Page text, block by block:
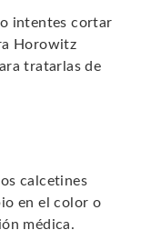
intentes cortar
Horowitz
tratarlas de
calcetines
en el color o
médica.